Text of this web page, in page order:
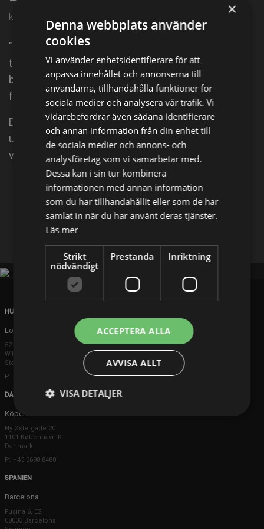
kl. 15:10 på Barnkanalen
"Soptippen" har flyttat in i nya lokaler och May-Li har
tagit över efter Gina. Hon utmanar Mike i hur ett
barnhem ska skötas och när Bailey flyttar in får de
fullt upp.
Det är tryggt på Soptippen men när föräldrar dyker
upp och känslorna tar över blir det svårt att göra rätt
val. Säsong 2.
Facebook
HUVUDKONTOR
London
52 Brook Street
W1K 5DS London
Storbritannien
P: +44 203 608 8181
DANMARK
Köpenhamn
Ny Østergade 20
1101 København K
Danmark
P: +45 3698 8480
SPANIEN
Barcelona
Fusina 6, E2
08003 Barcelona
×
Denna webbplats använder
cookies
Vi använder enhetsidentifierare för att
anpassa innehållet och annonserna till
användarna, tillhandahålla funktioner för
sociala medier och analysera vår trafik. Vi
vidarebefordrar även sådana identifierare
och annan information från din enhet till
de sociala medier och annons- och
analysföretag som vi samarbetar med.
Dessa kan i sin tur kombinera
informationen med annan information
som du har tillhandahållit eller som de har
samlat in när du har använt deras tjänster.
Läs mer
Strikt
nödvändigt
Prestanda Inriktning
ACCEPTERA ALLA
AVVISA ALLT
VISA DETALJER